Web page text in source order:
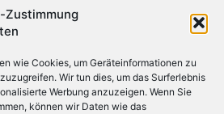
Zustimmung
wie Cookies, um Geräteinformationen zu
Wir tun dies, um das Surferlebnis
Werbung anzuzeigen. Wenn Sie
können wir Daten wie das
Vergleichen Sie die Preise der
am Airport Bogota.
Vergleichsplattformen und
Check24, Rentalcars.com,